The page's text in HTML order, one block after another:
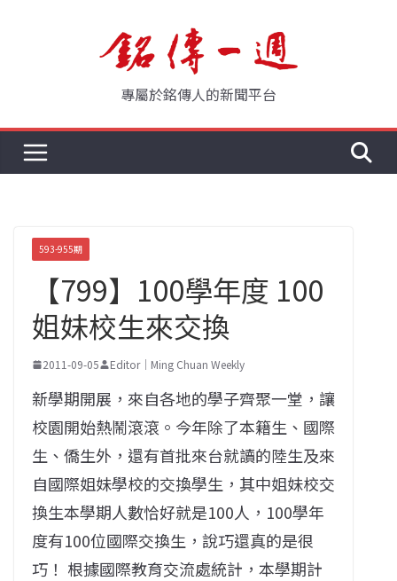
專屬於銘傳人的新聞平台
593-955期
【799】100學年度 100
姐妹校生來交換
2011-09-05 Editor｜Ming Chuan Weekly
新學期開展，來自各地的學子齊聚一堂，讓
校園開始熱鬧滾滾。今年除了本籍生、國際
生、僑生外，還有首批來台就讀的陸生及來
自國際姐妹學校的交換學生，其中姐妹校交
換生本學期人數恰好就是100人，100學年
度有100位國際交換生，說巧還真的是很
巧！ 根據國際教育交流處統計，本學期計